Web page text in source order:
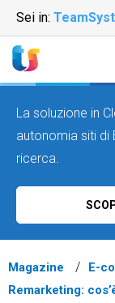
Sei in:
La soluzione in
autonomia siti
ricerca.
Magazine
E-
Remarketing: